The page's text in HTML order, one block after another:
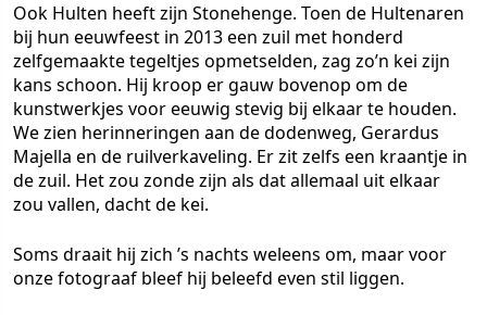
Ook Hulten heeft zijn Stonehenge. Toen de Hultenaren
bij hun eeuwfeest in 2013 een zuil met honderd
zelfgemaakte tegeltjes opmetselden, zag zo’n kei zijn
kans schoon. Hij kroop er gauw bovenop om de
kunstwerkjes voor eeuwig stevig bij elkaar te houden.
We zien herinneringen aan de dodenweg, Gerardus
Majella en de ruilverkaveling. Er zit zelfs een kraantje in
de zuil. Het zou zonde zijn als dat allemaal uit elkaar
zou vallen, dacht de kei.
Soms draait hij zich ’s nachts weleens om, maar voor
onze fotograaf bleef hij beleefd even stil liggen.